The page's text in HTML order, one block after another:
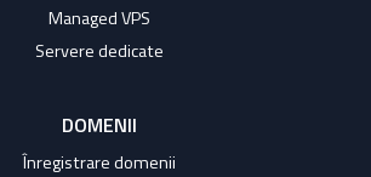
Managed VPS
Servere dedicate
DOMENII
Înregistrare domenii